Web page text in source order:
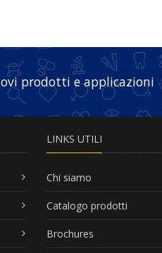
prodotti e applicazioni
LINKS UTILI
Chi siamo
Catalogo prodotti
Brochures